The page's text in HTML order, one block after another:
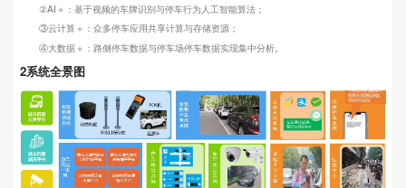
②AI＋：基于视频的车牌识别与停车行为人工智能算法；
③云计算＋：众多停车应用共享计算与存储资源；
④大数据＋：路侧停车数据与停车场停车数据实现集中分析。
2系统全景图